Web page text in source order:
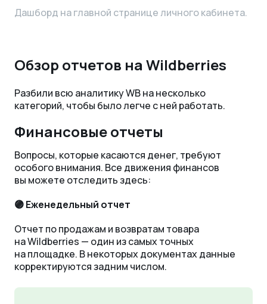
Дашборд на главной странице личного кабинета.
Обзор отчетов на Wildberries
Разбили всю аналитику WB на несколько
категорий, чтобы было легче с ней работать.
Финансовые отчеты
Вопросы, которые касаются денег, требуют
особого внимания. Все движения финансов
вы можете отследить здесь:
🟣 Еженедельный отчет
Отчет по продажам и возвратам товара
на Wildberries — один из самых точных
на площадке. В некоторых документах данные
корректируются задним числом.